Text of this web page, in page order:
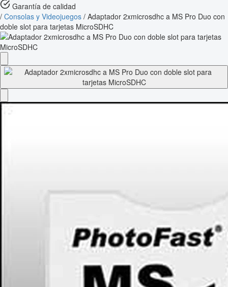
Garantía de calidad
/ Consolas y Videojuegos / Adaptador 2xmicrosdhc a MS Pro Duo con
doble slot para tarjetas MicroSDHC